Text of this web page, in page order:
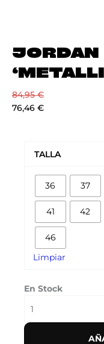
84,95€
76,46 €
TALLA
36 37
41 42
46
Limpiar
En Stock
‘METALLIC’
cantidad